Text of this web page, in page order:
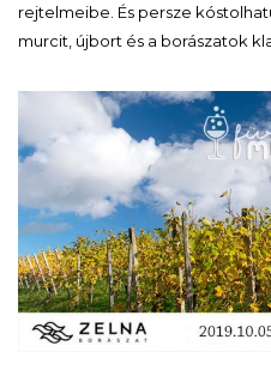
rejtelmeibe. És persze
murcit, újbort és a borászatok